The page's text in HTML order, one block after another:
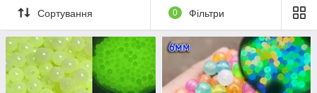
Сортування 0 Фільтри